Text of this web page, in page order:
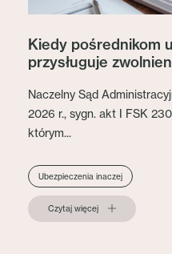
Kiedy pośrednikom
przysługuje
Naczelny Sąd
2026 r., sygn. akt I FSK
którym...
Ubezpieczenia inaczej
Czytaj więcej